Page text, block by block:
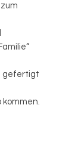
gefertigt